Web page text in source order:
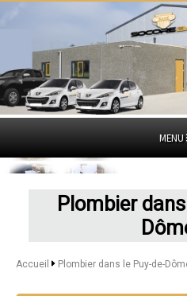
MENU
Plombier
Accueil Plombier dans le Puy-de-